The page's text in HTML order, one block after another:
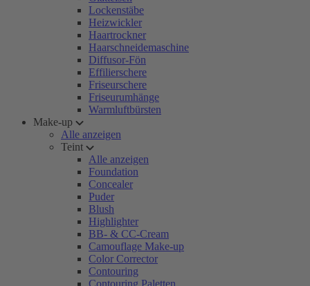
Lockenstäbe
Heizwickler
Haartrockner
Haarschneidemaschine
Diffusor-Fön
Effilierschere
Friseurschere
Friseurumhänge
Warmluftbürsten
Make-up
Alle anzeigen
Teint
Alle anzeigen
Foundation
Concealer
Puder
Blush
Highlighter
BB- & CC-Cream
Camouflage Make-up
Color Corrector
Contouring
Contouring Paletten